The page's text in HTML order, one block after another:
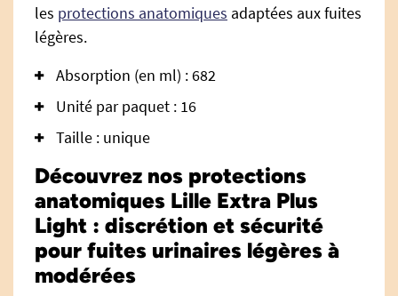
les protections anatomiques adaptées aux fuites
légères.
Absorption (en ml) : 682
Unité par paquet : 16
Taille : unique
Découvrez nos protections
anatomiques Lille Extra Plus
Light : discrétion et sécurité
pour fuites urinaires légères à
modérées